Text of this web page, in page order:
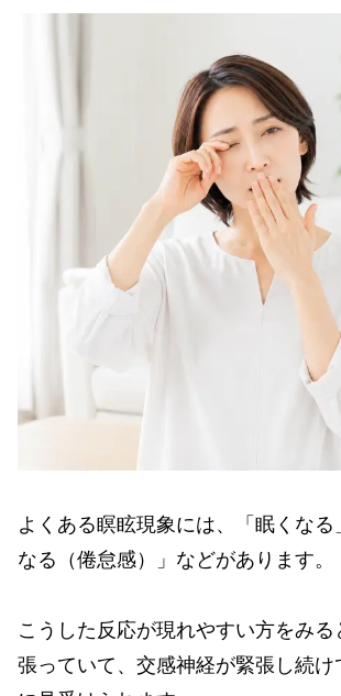
よくある瞑眩現象には、「眠くなる
なる（倦怠感）」などがあります。
こうした反応が現れやすい方をみ
張っていて、交感神経が緊張し続